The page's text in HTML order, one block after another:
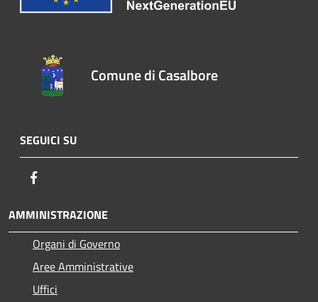
Comune di Casalbore
SEGUICI SU
AMMINISTRAZIONE
Organi di Governo
Aree Amministrative
Uffici